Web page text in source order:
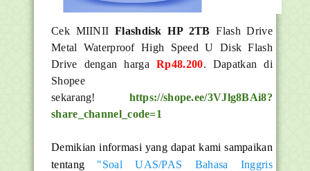
Cek MIINIIFlashdisk HP 2TB Flash Drive
Metal Waterproof High Speed U Disk Flash
Drive dengan hargaRp48.200. Dapatkan di
Shopee
sekarang! https://shope.ee/3VJlg8BAi8?
share_channel_code=1
Demikian informasi yang dapat kami sampaikan
tentang
"Soal UAS/PAS Bahasa Inggris